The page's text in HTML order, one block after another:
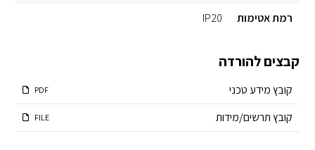
רמת אטימות
IP20
קבצים להורדה
קובץ מידע טכני PDF
קובץ תרשים/מידות FILE